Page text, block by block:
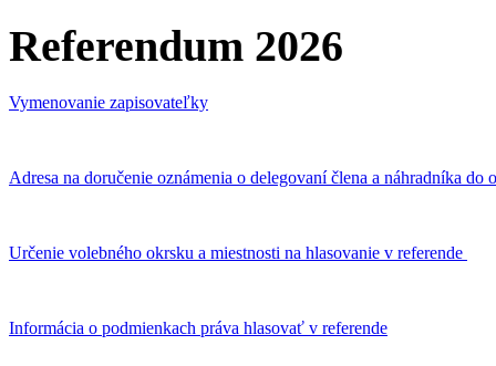
Referendum 2026
Vymenovanie zapisovateľky
Adresa na doručenie oznámenia o delegovaní člena a náhradníka
Určenie volebného okrsku a miestnosti na hlasovanie v referende
Informácia o podmienkach práva hlasovať v referende